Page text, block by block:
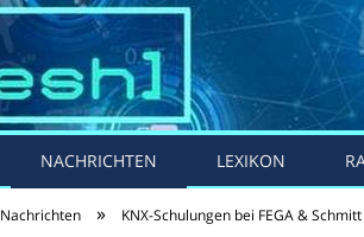
NACHRICHTEN LEXIKON
Nachrichten » KNX-Schulungen bei FEGA &